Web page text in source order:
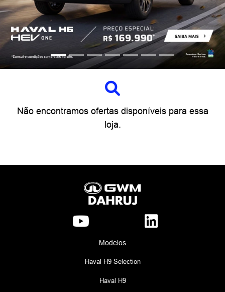
Não encontramos ofertas disponíveis para essa
loja.
Modelos
Haval H9 Selection
Haval H9